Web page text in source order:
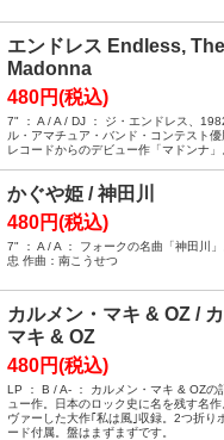
エンドレス Endless,
Madonna
480円(税込)
7" ： A / A / DJ ： ジ・エンドレス、
ル・アマチュア・バンド・コンテスト優
レコードからのデビュー作「マドンナ」
かぐや姫 / 神田川
480円(税込)
7" ： A / A ： フォークの名曲「神田川
忠 作曲：南こうせつ
カルメン・マキ & OZ /
マキ & OZ
480円(税込)
LP ： B / A- ： カルメン・マキ & OZの
ュー作。日本のロック史に名を残す名
ヴァーした大作｢私は風｣収録。2つ折り
ード付属。盤はまずまずです。